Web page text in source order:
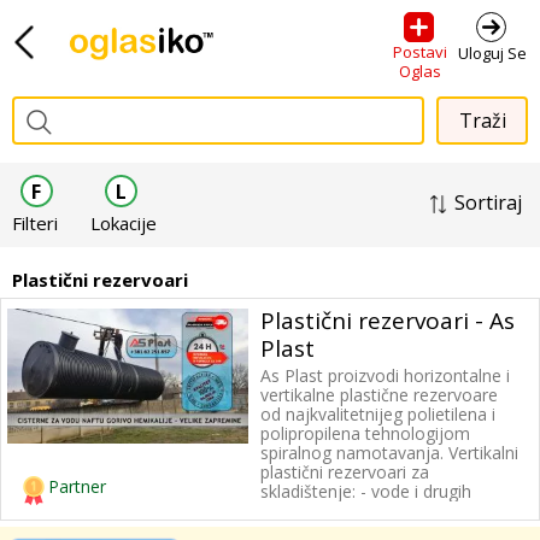
Postavi
Oglas
Uloguj Se
Sortiraj
F
Filteri
L
Lokacije
Plastični rezervoari
Plastični rezervoari - As
Plast
As Plast proizvodi horizontalne i
vertikalne plastične rezervoare
od najkvalitetnijeg polietilena i
polipropilena tehnologijom
spiralnog namotavanja. Vertikalni
plastični rezervoari za
skladištenje: - vode i drugih
otpadnog biljnog ulja -
Partner